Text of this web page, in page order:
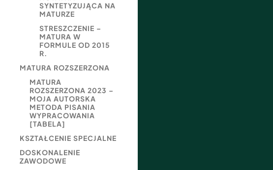
SYNTETYZUJĄCA NA
MATURZE
STRESZCZENIE –
MATURA W
FORMULE OD 2015
R.
MATURA ROZSZERZONA
MATURA
ROZSZERZONA 2023 –
MOJA AUTORSKA
METODA PISANIA
WYPRACOWANIA
[TABELA]
KSZTAŁCENIE SPECJALNE
DOSKONALENIE
ZAWODOWE